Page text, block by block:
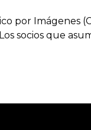
por Imágenes
socios que